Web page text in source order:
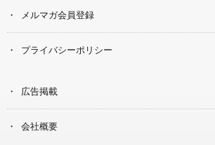
メルマガ会員登録
プライバシーポリシー
広告掲載
会社概要